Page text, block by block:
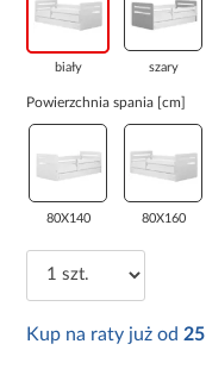
biały szary
Powierzchnia spania [cm]
80X140 80X160
Kup na raty już od 25